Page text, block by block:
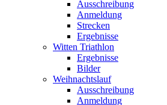
Ausschreibung
Anmeldung
Strecken
Ergebnisse
Witten Triathlon
Ergebnisse
Bilder
Weihnachtslauf
Ausschreibung
Anmeldung